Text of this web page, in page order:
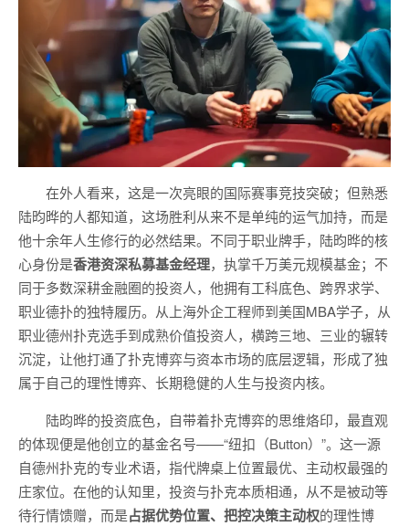
在外人看来，这是一次亮眼的国际赛事竞技突破；但熟悉
陆昀晔的人都知道，这场胜利从来不是单纯的运气加持，而是
他十余年人生修行的必然结果。不同于职业牌手，陆昀晔的核
心身份是香港资深私募基金经理，执掌千万美元规模基金；不
同于多数深耕金融圈的投资人，他拥有工科底色、跨界求学、
职业德扑的独特履历。从上海外企工程师到美国MBA学子，从
职业德州扑克选手到成熟价值投资人，横跨三地、三业的辗转
沉淀，让他打通了扑克博弈与资本市场的底层逻辑，形成了独
属于自己的理性博弈、长期稳健的人生与投资内核。
陆昀晔的投资底色，自带着扑克博弈的思维烙印，最直观
的体现便是他创立的基金名号——“纽扣（Button）”。这一源
自德州扑克的专业术语，指代牌桌上位置最优、主动权最强的
庄家位。在他的认知里，投资与扑克本质相通，从不是被动等
待行情馈赠，而是占据优势位置、把控决策主动权的理性博